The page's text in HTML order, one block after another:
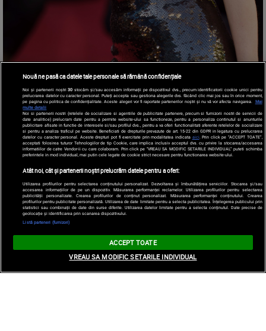
Nouă ne pasă ca datele tale personale să rămână confidențiale
Noi și partenerii noștri30 stocăm și/sau accesăm informații pe dispozitivul dvs., precum identificatorii cookie unici pentru
prelucrarea datelor cu caracter personal. Puteți accepta sau gestiona alegerile dvs. făcând clic mai jos sau în orice moment,
pe pagina cu politica de confidențialitate. Aceste alegeri vor fi raportate partenerilor noștri și nu vă vor afecta navigarea.
Mai
multe detalii
Noi si partenerii nostri (retelele de socializare si agentiile de publicitate partenere, precum si furnizorii nostri de servicii de
date analitice) prelucram date pentru a permite website-ului sa functioneze, pentru a personaliza continutul si anunturile
publicitare afisate in functie de interesele si/sau profilul dvs., pentru a va oferi functionalitati aferente retelelor de socializare
si pentru a analiza traficul pe website. Beneficiati de drepturile prevazute de art. 15-22 din GDPR in legatura cu prelucrarea
datelor cu caracter personal. Aceste drepturi pot fi exercitate prin modalitatea indicata aici. Prin click pe “ACCEPT TOATE”,
acceptati folosirea tuturor Tehnologiilor de tip Cookie, care implica inclusiv acceptul dvs. cu privire la stocarea/accesarea
informatiilor de catre Vendor-ii cu care colaboram. Prin click pe “VREAU SA MODIFIC SETARILE INDIVIDUAL” puteti schimba
preferintele in mod individual, mai putin cele legate de cookie strict necesare pentru functionarea website-ului.
Atât noi, cât și partenerii noștri prelucrăm datele pentru a oferi:
Utilizarea profilurilor pentru selectarea conținutului personalizat. Dezvoltarea și îmbunătățirea serviciilor. Stocarea și/sau
accesarea informațiilor de pe un dispozitiv. Măsurarea performanței reclamelor. Utilizarea profilurilor pentru selectarea
publicității personalizate. Crearea profilurilor de conținut personalizat. Măsurarea performanței conținutului. Crearea
profilurilor pentru publicitate personalizată. Utilizarea de date limitate pentru a selecta publicitatea. Înțelegerea publicului prin
statistici sau combinații de date din surse diferite. Utilizarea datelor limitate pentru a selecta conținutul. Date precise de
geolocație și identificarea prin scanarea dispozitivului.
Listă parteneri (furnizori)
ACCEPT TOATE
VREAU SA MODIFIC SETARILE INDIVIDUAL